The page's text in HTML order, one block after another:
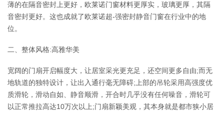
薄的在隔音密封上更好，欧莱诺门窗材料更厚实，玻璃更厚，其隔
音密封更好。这也成就了欧莱诺超-强密封静音门窗在行业中的地
位。
二、整体风格:高雅华美
宽阔的门扇开启幅度大，让居室采光更充足，还空间更多自由;而无
地轨道的独特设计，让出入通行毫无障碍;上部的吊轮采用高强度优
质滑轮，滑动自如、静音顺滑，开合时几乎没有任何噪音，滑轮可
以正常推拉高达10万次以上;门扇新颖美观，其本身就是都市狭小居